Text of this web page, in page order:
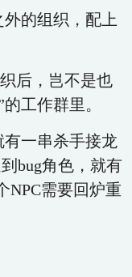
的组织，配上
后，岂不是也
工作群里。
一串杀手接龙
bug角色，就有
NPC需要回炉重